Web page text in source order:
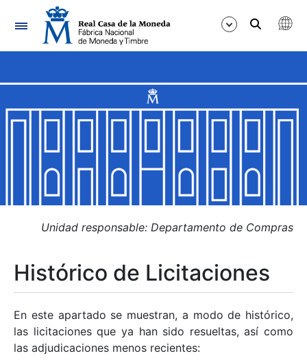
Navegación
Mostrar/Ocultar
Mostrar/Ocultar
Mostrar/Ocultar
Mostrar/Ocultar
Mostrar/Ocultar
Unidad responsable: Departamento de Compras
Histórico de Licitaciones
En este apartado se muestran, a modo de histórico,
las licitaciones que ya han sido resueltas, así como
las adjudicaciones menos recientes: